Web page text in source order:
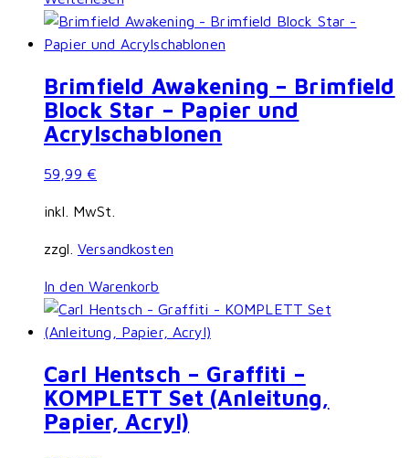
Brimfield Awakening – Brimfield
Block Star – Papier und
Acrylschablonen
59,99 €
inkl. MwSt.
zzgl. Versandkosten
In den Warenkorb
Carl Hentsch – Graffiti –
KOMPLETT Set (Anleitung,
Papier, Acryl)